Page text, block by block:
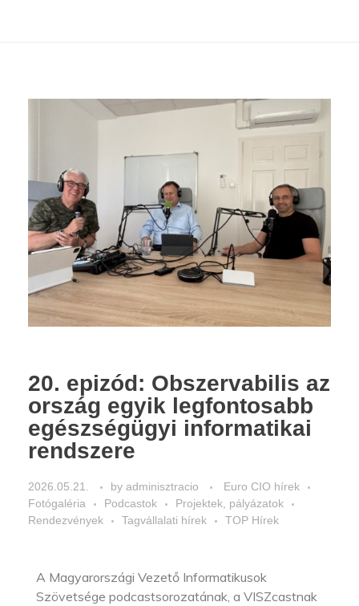
20. epizód: Obszervabilis az
ország egyik legfontosabb
egészségügyi informatikai
rendszere
2026.05.21. by adminisztracio
Euro CIO hírek
Fotógaléria
Podcastok
Projektek, pályázatok
Rendezvények
Tagvállalati hírek TOP Hírek
A Magyarországi Vezető Informatikusok
Szövetsége podcastsorozatának, a VISZcastnak